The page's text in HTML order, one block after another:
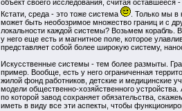
объект своего исследования, считая
Кстати, среда - это тоже система
. Только мы в
может быть необозримое множество границ и с
локальности каждой системы? Возьмем корабль.
у него еще есть и магнитное поле, которое
представляет собой более широкую систему,
Искусственные системы - тем более размыты.
пример. Вообще, есть у него ограниченная
жилой фонд работников, детские и медицинские
модели общественно-хозяйственного
по которой завод сохраняет обязательства,
иметь в виду все эти аспекты, чтобы